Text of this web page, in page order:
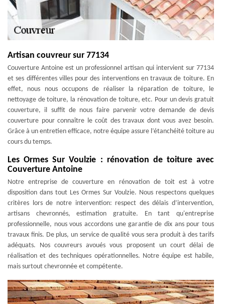
Artisan couvreur sur 77134
Couverture Antoine est un professionnel artisan qui intervient sur 77134
et ses différentes villes pour des interventions en travaux de toiture. En
effet, nous nous occupons de réaliser la réparation de toiture, le
nettoyage de toiture, la rénovation de toiture, etc. Pour un devis gratuit
couverture, il suffit de nous faire parvenir votre demande de devis
couverture pour connaître le coût des travaux dont vous avez besoin.
Grâce à un entretien efficace, notre équipe assure l’étanchéité toiture au
cours du temps.
Les Ormes Sur Voulzie : rénovation de toiture avec
Couverture Antoine
Notre entreprise de couverture en rénovation de toit est à votre
disposition dans tout Les Ormes Sur Voulzie. Nous respectons quelques
critères lors de notre intervention: respect des délais d’intervention,
artisans chevronnés, estimation gratuite. En tant qu'entreprise
professionnelle, nous vous accordons une garantie de dix ans pour tous
travaux finis. De plus, un service de qualité vous sera produit à des tarifs
adéquats. Nos couvreurs avoués vous proposent un court délai de
réalisation et des techniques opérationnelles. Notre équipe est habile,
mais surtout chevronnée et compétente.